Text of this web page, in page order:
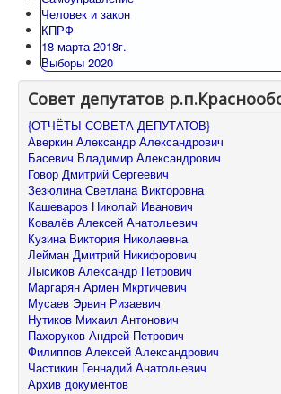
Человек и закон
КПРФ
18 марта 2018г.
Выборы 2020
Совет депутатов
{ОТЧЁТЫ СОВЕТА ДЕПУТАТОВ}
Аверкин Александр Александрович
Басевич Владимир Александрович
Говор Дмитрий Сергеевич
Зезюлина Светлана Викторовна
Кашеваров Николай Иванович
Ковалёв Алексей Анатольевич
Кузина Виктория Николаевна
Лейман Дмитрий Никифорович
Лысиков Александр Петрович
Маргарян Армен Мкртичевич
Мусаев Эрвин Ризаевич
Нутиков Михаил Антонович
Пахоруков Андрей Петрович
Филиппов Алексей Александрович
Частикин Геннадий Анатольевич
Архив документов